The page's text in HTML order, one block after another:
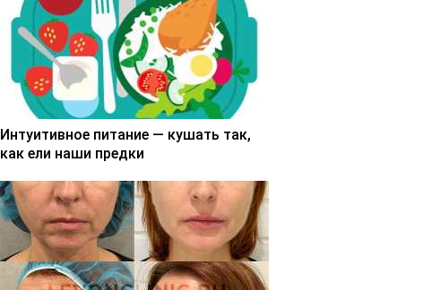
Интуитивное питание — кушать так,
как ели наши предки